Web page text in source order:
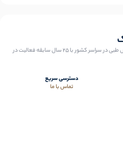
ارایه دهنده تجهیزات آزمایشگاهی و تشخیص طبی در سراسر کشور با 25 سال سابقه فعالیت در
دسترسی سریع
تماس با ما